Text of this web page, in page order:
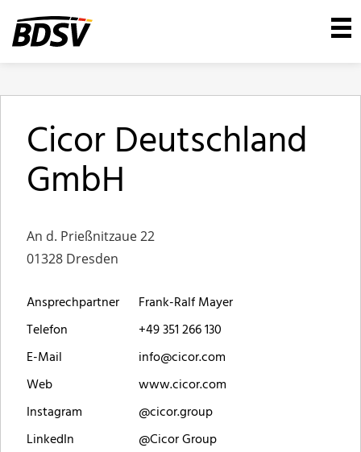
Cicor Deutschland
GmbH
An d. Prießnitzaue 22
01328 Dresden
Ansprechpartner
Frank-Ralf Mayer
Telefon
+49 351 266 130
E-Mail
info@cicor.com
Web
www.cicor.com
Instagram
@cicor.group
LinkedIn
@Cicor Group